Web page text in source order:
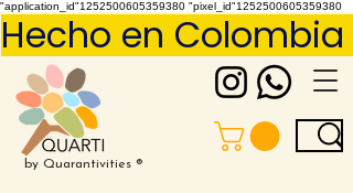
"application_id"1252500605359380 "pixel_id"1252500605359380
by Quarantivities ®
Hecho en